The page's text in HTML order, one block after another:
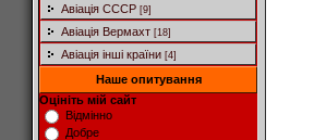
Авіація СССР [9]
Авіація Вермахт [18]
Авіація інші країни [4]
Наше опитування
Оцініть мій сайт
Відмінно
Добре